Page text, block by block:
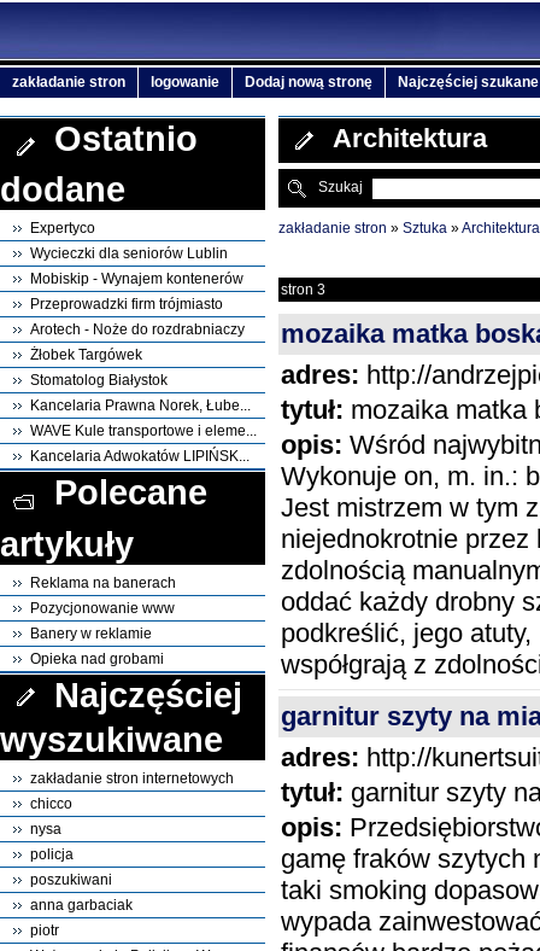
zakładanie stron logowanie Dodaj nową stronę Najczęściej szukane
Architektura
Szukaj
zakładanie stron » Sztuka »Architektura
stron 3
mozaika matka
adres: http://
tytuł: mozaika matka
opis: Wśród
Wykonuje on, m. in.:
Jest mistrzem w tym
niejednokrotnie przez
zdolnością
oddać każdy drobny
podkreślić, jego
współgrają z
garnitur szyty na
adres: http://
tytuł: garnitur szyty
opis:
gamę fraków szytych
taki smoking
wypada
Ostatnio
dodane
Expertyco
Wycieczki dla seniorów Lublin
Mobiskip - Wynajem kontenerów
Przeprowadzki firm trójmiasto
Arotech - Noże do rozdrabniaczy
Żłobek Targówek
Stomatolog Białystok
Kancelaria Prawna Norek, Łube...
WAVE Kule transportowe i eleme...
Kancelaria Adwokatów LIPIŃSK...
Polecane
artykuły
Reklama na banerach
Pozycjonowanie www
Banery w reklamie
Opieka nad grobami
Najczęściej
wyszukiwane
zakładanie stron internetowych
chicco
nysa
policja
poszukiwani
anna garbaciak
piotr